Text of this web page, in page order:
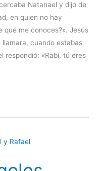
Natanael y dijo de
en quien no hay
qué me conoces?». Jesús
llamara, cuando estabas
respondió: «Rabí, tú eres